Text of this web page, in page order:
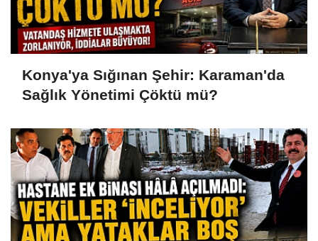
Konya'ya Sığınan Şehir: Karaman'da
Sağlık Yönetimi Çöktü mü?